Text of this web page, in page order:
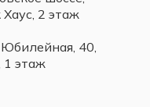
2 этаж
40,
этаж